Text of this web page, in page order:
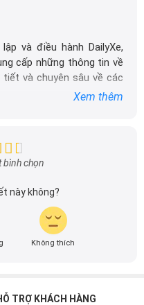
và điều hành DailyXe,
cấp những thông tin về
và chuyên sâu về các
ô tô tại Việt Nam. Hãy
tin về thị trường ô tô
Xem thêm
bình chọn
này không?
Không thích
TRỢ KHÁCH HÀNG